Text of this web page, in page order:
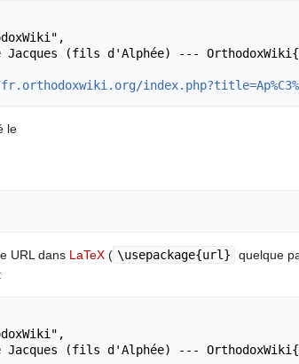
le
URL dans LaTeX ( \usepackage{url}
quelque